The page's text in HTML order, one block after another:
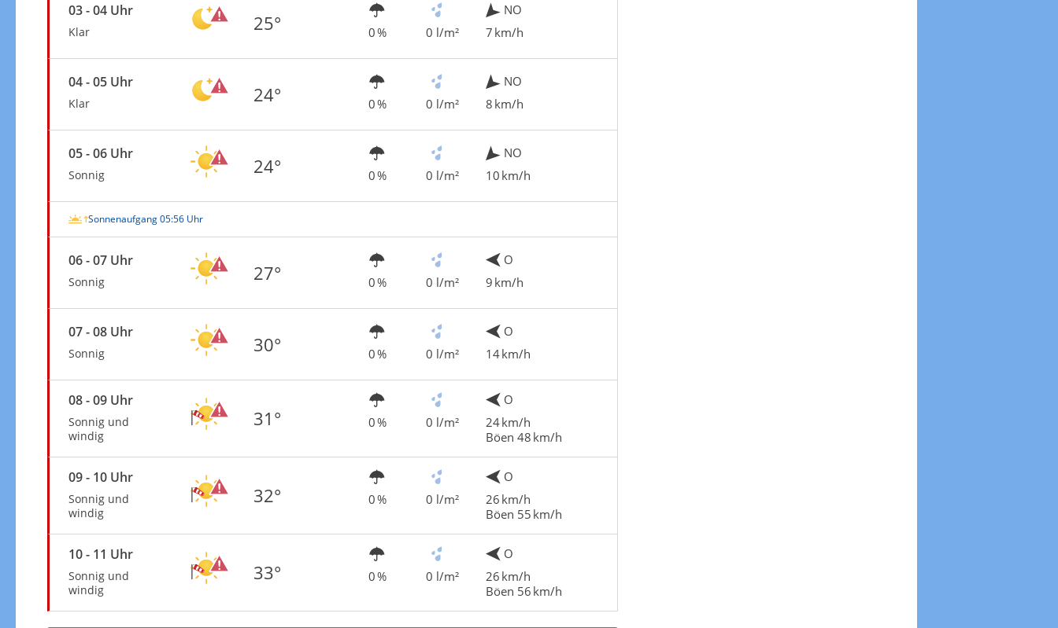
03 - 04 Uhr
Klar 25° 0 % 0 l/m²
NO
7 km/h
04 - 05 Uhr
Klar 24° 0 % 0 l/m²
NO
8 km/h
05 - 06 Uhr
Sonnig 24° 0 % 0 l/m²
NO
10 km/h
Sonnenaufgang 05:56 Uhr
06 - 07 Uhr
Sonnig 27° 0 % 0 l/m²
O
9 km/h
07 - 08 Uhr
Sonnig 30° 0 % 0 l/m²
O
14 km/h
08 - 09 Uhr
Sonnig und
windig
31° 0 % 0 l/m²
O
24 km/h
Böen 48 km/h
09 - 10 Uhr
Sonnig und
windig
32° 0 % 0 l/m²
O
26 km/h
Böen 55 km/h
10 - 11 Uhr
Sonnig und
windig
33° 0 % 0 l/m²
O
26 km/h
Böen 56 km/h